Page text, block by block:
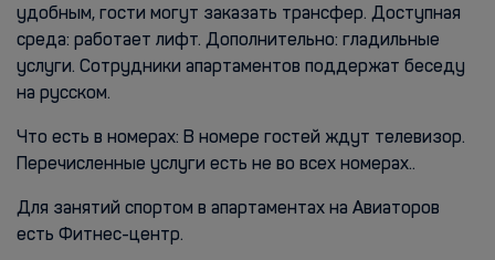
удобным, гости могут заказать трансфер. Доступная
среда: работает лифт. Дополнительно: гладильные
услуги. Сотрудники апартаментов поддержат беседу
на русском.
Что есть в номерах: В номере гостей ждут телевизор.
Перечисленные услуги есть не во всех номерах..
Для занятий спортом в апартаментах на Авиаторов
есть Фитнес-центр.